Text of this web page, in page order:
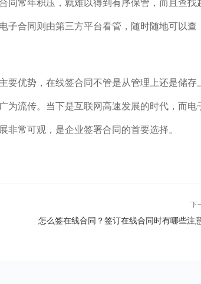
同常年积压，就难以得到有序保管，而且查找
子合同则由第三方平台看管，随时随地可以查
要优势，在线签合同不管是从管理上还是储存
为流传。当下是互联网高速发展的时代，而电
非常可观，是企业签署合同的首要选择。
下
怎么签在线合同？签订在线合同时有哪些注